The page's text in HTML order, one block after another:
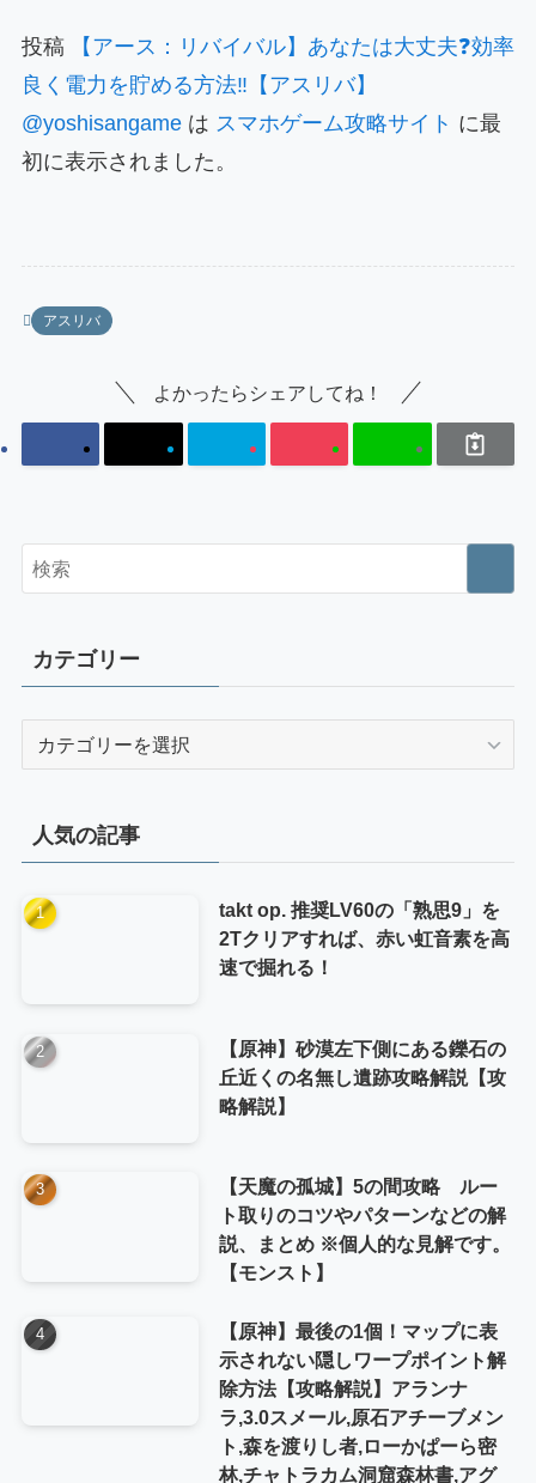
投稿
【アース：リバイバル】あなたは大丈夫❓効率
良く電力を貯める方法‼️【アスリバ】
@yoshisangameは スマホゲーム攻略サイト に最
初に表示されました。
アスリバ
よかったらシェアしてね！
カテゴリー
ー
人気の記事
takt op. 推奨LV60の「熟思9」を
2Tクリアすれば、赤い虹音素を高
速で掘れる！
【原神】砂漠左下側にある鑠石の
丘近くの名無し遺跡攻略解説【攻
略解説】
【天魔の孤城】5の間攻略 ルー
ト取りのコツやパターンなどの解
説、まとめ ※個人的な見解です。
【モンスト】
【原神】最後の1個！マップに表
示されない隠しワープポイント解
除方法【攻略解説】アランナ
ラ,3.0スメール,原石アチーブメン
ト,森を渡りし者,ローかぱーら密
林,チャトラカム洞窟森林書,アグ